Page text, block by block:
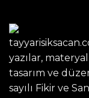
yazılar,
tasarım ve
sayılı Fikir ve